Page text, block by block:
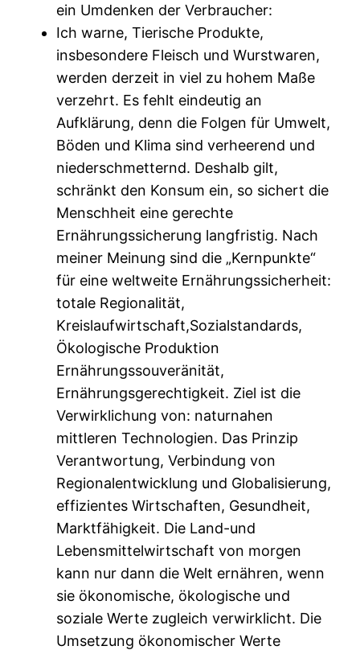
ein Umdenken der Verbraucher:
Ich warne, Tierische Produkte,
insbesondere Fleisch und Wurstwaren,
werden derzeit in viel zu hohem Maße
verzehrt. Es fehlt eindeutig an
Aufklärung, denn die Folgen für Umwelt,
Böden und Klima sind verheerend und
niederschmetternd. Deshalb gilt,
schränkt den Konsum ein, so sichert die
Menschheit eine gerechte
Ernährungssicherung langfristig. Nach
meiner Meinung sind die „Kernpunkte“
für eine weltweite Ernährungssicherheit:
totale Regionalität,
Kreislaufwirtschaft,Sozialstandards,
Ökologische Produktion
Ernährungssouveränität,
Ernährungsgerechtigkeit. Ziel ist die
Verwirklichung von: naturnahen
mittleren Technologien. Das Prinzip
Verantwortung, Verbindung von
Regionalentwicklung und Globalisierung,
effizientes Wirtschaften, Gesundheit,
Marktfähigkeit. Die Land-und
Lebensmittelwirtschaft von morgen
kann nur dann die Welt ernähren, wenn
sie ökonomische, ökologische und
soziale Werte zugleich verwirklicht. Die
Umsetzung ökonomischer Werte